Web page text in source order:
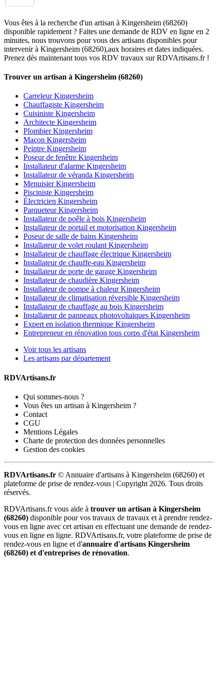
Vous êtes à la recherche d'un artisan à Kingersheim (68260)
disponible rapidement ? Faites une demande de RDV en ligne en 2
minutes, nous trouvons pour vous des artisans disponibles pour
intervenir à Kingersheim (68260),aux horaires et dates indiquées.
Prenez dès maintenant tous vos RDV travaux sur RDVArtisans.fr !
Trouver un artisan à Kingersheim (68260)
Carreleur Kingersheim
Chauffagiste Kingersheim
Cuisiniste Kingersheim
Architecte Kingersheim
Plombier Kingersheim
Maçon Kingersheim
Peintre Kingersheim
Poseur de fenêtre Kingersheim
Installateur d'alarme Kingersheim
Installateur de véranda Kingersheim
Menuisier Kingersheim
Pisciniste Kingersheim
Électricien Kingersheim
Parqueteur Kingersheim
Installateur de poêle à bois Kingersheim
Installateur de portail et motorisation Kingersheim
Poseur de salle de bains Kingersheim
Installateur de volet roulant Kingersheim
Installateur de chauffage électrique Kingersheim
Installateur de chauffe-eau Kingersheim
Installateur de porte de garage Kingersheim
Installateur de chaudière Kingersheim
Installateur de pompe à chaleur Kingersheim
Installateur de climatisation réversible Kingersheim
Installateur de chauffage au bois Kingersheim
Installateur de panneaux photovoltaïques Kingersheim
Expert en isolation thermique Kingersheim
Entrepreneur en rénovation tous corps d'état Kingersheim
Voir tous les artisans
Les artisans par département
RDVArtisans.fr
Qui sommes-nous ?
Vous êtes un artisan à Kingersheim ?
Contact
CGU
Mentions Légales
Charte de protection des données personnelles
Gestion des cookies
RDVArtisans.fr © Annuaire d'artisans à Kingersheim (68260) et
plateforme de prise de rendez-vous | Copyright 2026. Tous droits
réservés.
RDVArtisans.fr vous aide à trouver un artisan à Kingersheim
(68260) disponible pour vos travaux de travaux et à prendre rendez-
vous en ligne avec cet artisan en effectuant une demande de rendez-
vous en ligne en ligne. RDVArtisans.fr, votre plateforme de prise de
rendez-vous en ligne et d'annuaire d'artisans Kingersheim
(68260) et d'entreprises de rénovation.